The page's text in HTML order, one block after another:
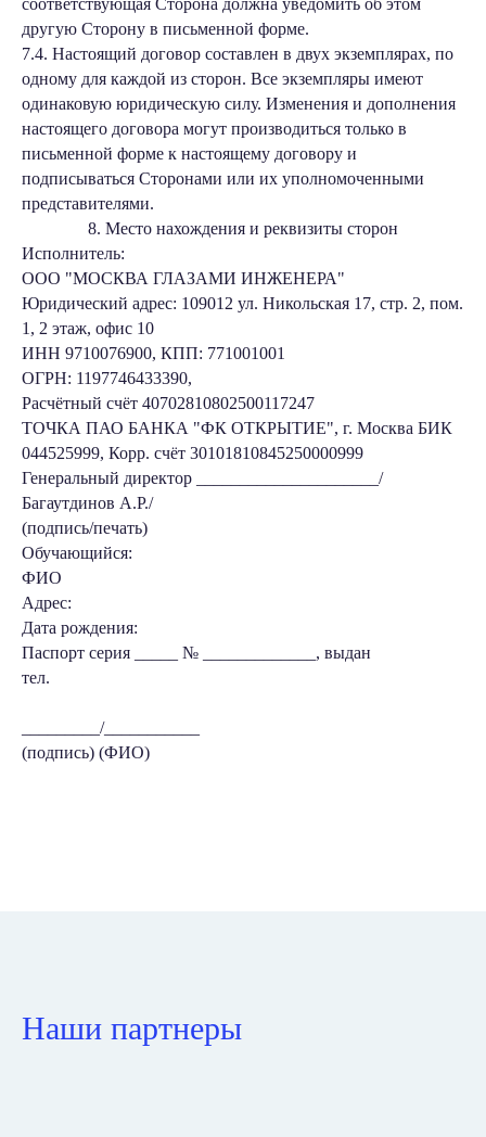
соответствующая Сторона должна уведомить об этом
другую Сторону в письменной форме.
7.4. Настоящий договор составлен в двух экземплярах, по
одному для каждой из сторон. Все экземпляры имеют
одинаковую юридическую силу. Изменения и дополнения
настоящего договора могут производиться только в
письменной форме к настоящему договору и
подписываться Сторонами или их уполномоченными
представителями.
8. Место нахождения и реквизиты сторон
Исполнитель:
ООО "МОСКВА ГЛАЗАМИ ИНЖЕНЕРА"
Юридический адрес: 109012 ул. Никольская 17, стр. 2, пом.
1, 2 этаж, офис 10
ИНН 9710076900, КПП: 771001001
ОГРН: 1197746433390,
Расчётный счёт 40702810802500117247
ТОЧКА ПАО БАНКА "ФК ОТКРЫТИЕ", г. Москва БИК
044525999, Корр. счёт 30101810845250000999
Генеральный директор _____________________/
Багаутдинов А.Р./
(подпись/печать)
Обучающийся:
ФИО
Адрес:
Дата рождения:
Паспорт серия _____ № _____________, выдан
тел.
_________/___________
(подпись) (ФИО)
Наши партнеры